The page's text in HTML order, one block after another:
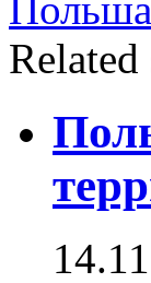
Related